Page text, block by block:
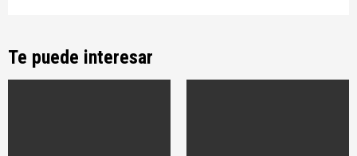
Te puede interesar